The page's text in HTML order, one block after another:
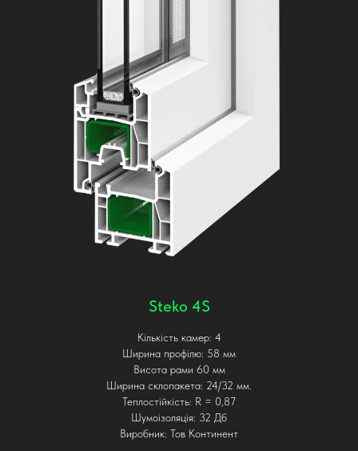
Steko 4S
Кількість камер: 4
Ширина профілю: 58 мм
Висота рами 60 мм
Ширина склопакета: 24/32 мм.
Теплостійкість: R = 0,87
Шумоізоляція: 32 Дб
Виробник: Тов Континент